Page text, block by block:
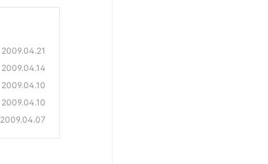
2009.04.21
2009.04.14
2009.04.10
2009.04.10
2009.04.07